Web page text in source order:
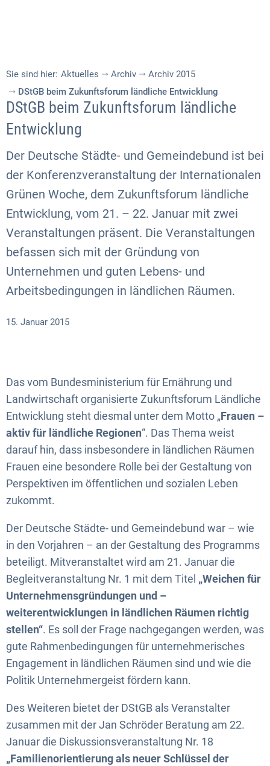
Sie sind hier: Aktuelles Archiv
Archiv 2015
DStGB beim Zukunftsforum ländliche Entwicklung
DStGB beim Zukunftsforum ländliche
Entwicklung
Der Deutsche Städte- und Gemeindebund ist bei
der Konferenzveranstaltung der Internationalen
Grünen Woche, dem Zukunftsforum ländliche
Entwicklung, vom 21. – 22. Januar mit zwei
Veranstaltungen präsent. Die Veranstaltungen
befassen sich mit der Gründung von
Unternehmen und guten Lebens- und
Arbeitsbedingungen in ländlichen Räumen.
15. Januar 2015
Das vom Bundesministerium für Ernährung und
Landwirtschaft organisierte Zukunftsforum Ländliche
Entwicklung steht diesmal unter dem Motto „Frauen –
aktiv für ländliche Regionen“. Das Thema weist
darauf hin, dass insbesondere in ländlichen Räumen
Frauen eine besondere Rolle bei der Gestaltung von
Perspektiven im öffentlichen und sozialen Leben
zukommt.
Der Deutsche Städte- und Gemeindebund war – wie
in den Vorjahren – an der Gestaltung des Programms
beteiligt. Mitveranstaltet wird am 21. Januar die
Begleitveranstaltung Nr. 1 mit dem Titel „Weichen für
Unternehmensgründungen und –
weiterentwicklungen in ländlichen Räumen richtig
stellen“. Es soll der Frage nachgegangen werden, was
gute Rahmenbedingungen für unternehmerisches
Engagement in ländlichen Räumen sind und wie die
Politik Unternehmergeist fördern kann.
Des Weiteren bietet der DStGB als Veranstalter
zusammen mit der Jan Schröder Beratung am 22.
Januar die Diskussionsveranstaltung Nr. 18
„Familienorientierung als neuer Schlüssel der